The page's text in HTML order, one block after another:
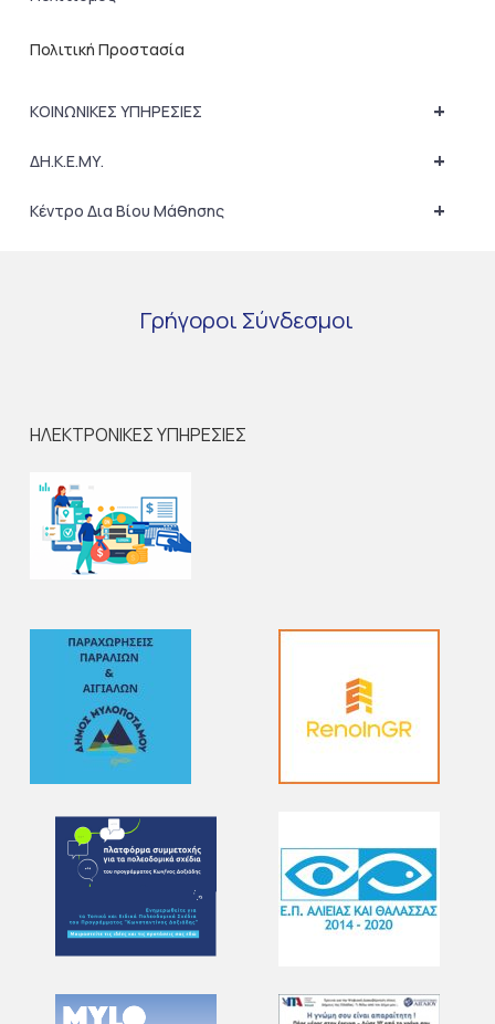
Πολιτική Προστασία
+
ΚΟΙΝΩΝΙΚΕΣ ΥΠΗΡΕΣΙΕΣ
+
ΔΗ.Κ.Ε.ΜΥ.
+
Κέντρο Δια Βίου Μάθησης
Γρήγοροι Σύνδεσμοι
ΗΛΕΚΤΡΟΝΙΚΕΣ ΥΠΗΡΕΣΙΕΣ